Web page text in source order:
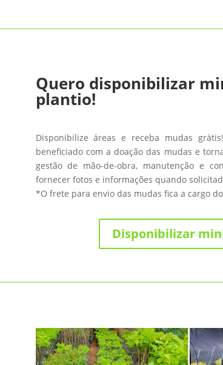
Quero disponibilizar
plantio!
Disponibilize áreas e receba mudas
beneficiado com a doação das mudas e
gestão de mão-de-obra, manutenção e
fornecer fotos e informações quando
*O frete para envio das mudas fica a cargo
Disponibilizar